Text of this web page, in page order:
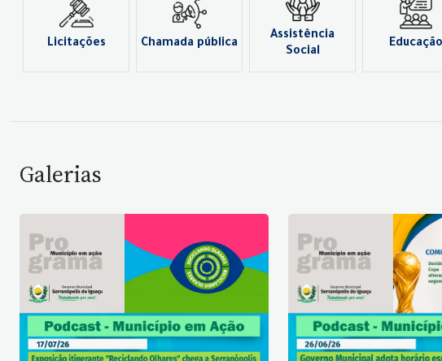
Licitações Chamada pública
Assistência
Social
Educação
Galerias